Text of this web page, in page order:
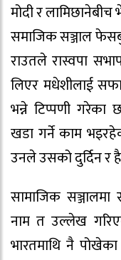
मोदी र
समाजिक सञ्जाल
राउतले रास्वपा
लिएर मधेशीलाई
भन्ने टिप्पणी गरेका
खडा गर्ने काम
उनले उसको दुर्दिन र
सामाजिक सञ्जालमा
नाम त उल्लेख
भारतमाथि नै